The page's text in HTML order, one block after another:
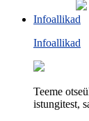
Infoallikad
Infoallikad
Teeme
istungitest,